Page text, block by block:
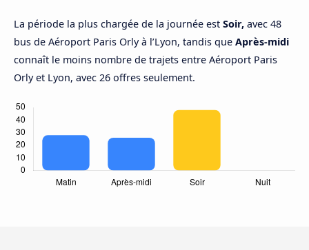
La période la plus chargée de la journée est Soir, avec 48
bus de Aéroport Paris Orly à l’Lyon, tandis que Après-midi
connaît le moins nombre de trajets entre Aéroport Paris
Orly et Lyon, avec 26 offres seulement.